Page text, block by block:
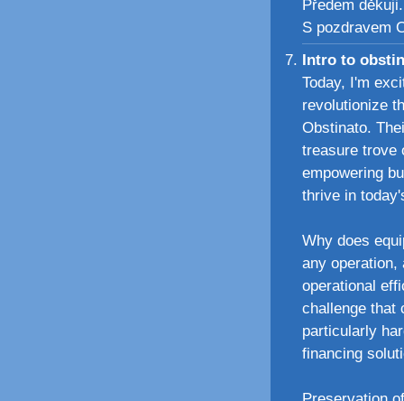
Předem děkuji.
S pozdravem
Intro to
Today, I'm
revolutionize
Obstinato.
treasure trove
empowering
thrive in
Why does
any
operational
challenge that
particularly
financing